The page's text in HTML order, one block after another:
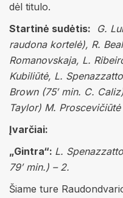
dėl titulo.
Startinė sudėtis: G.
raudona kortelė), R.
Romanovskaja, L.
Kubiliūtė, L.
Brown (75′ min. C.
Taylor) M.
Įvarčiai:
„Gintra“: L.
79′ min.) – 2.
Šiame ture